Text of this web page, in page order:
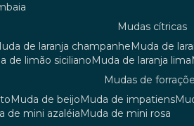
mudas cítricas
muda de laranja champanhe muda de
de limão siciliano muda de laranja lima
mudas de
muda de beijo muda de impatiens
de mini azaléia
muda de mini rosa